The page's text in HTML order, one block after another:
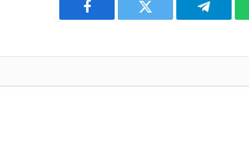
Facebook Twitter